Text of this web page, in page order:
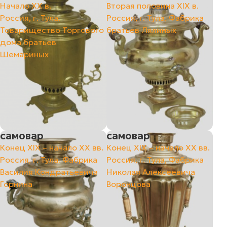
Начало ХХ в.
Россия, г. Тула.
Товарищество Торгового
дома братьев
Шемариных
Вторая половина ХIХ в.
Россия, г. Тула. Фабрика
братьев Лялиных
самовар
Конец ХIХ – начало ХХ вв.
Россия, г. Тула. Фабрика
Василия Кондратьевича
Горнина
самовар
Конец ХIХ – начало ХХ вв.
Россия, г. Тула, Фабрика
Николая Алексеевича
Воронцова